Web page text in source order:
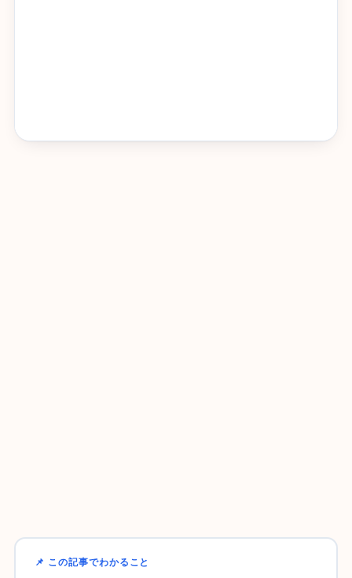
📌 この記事でわかること